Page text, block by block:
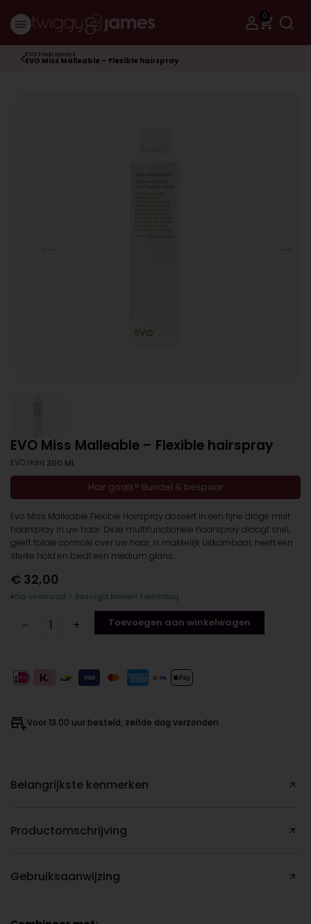
0
EVO Haarsprays
EVO Miss Malleable – Flexible hairspray
EVO Miss Malleable – Flexible hairspray
EVO Hair| 300 ML
Hair goals? Bundel & bespaar
Evo Miss Malleable Flexible Hairspray doseert in een fijne droge mist
haarspray in uw haar. Deze multifunctionele haarspray droogt snel,
geeft totale controle over uw haar, is makkelijk uitkambaar, heeft een
sterke hold en biedt een medium glans.
€ 32,00
Op voorraad - Bezorgd binnen 1 werkdag
− + Toevoegen aan winkelwagen
Voor 13.00 uur besteld, zelfde dag verzonden
Belangrijkste kenmerken
Productomschrijving
Gebruiksaanwijzing